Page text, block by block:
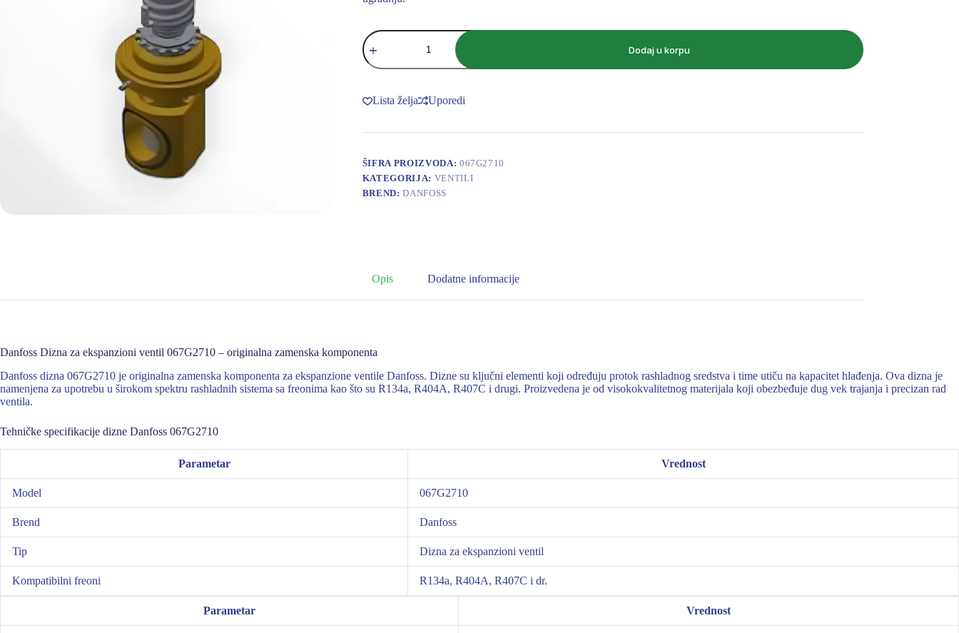
Danfoss
Dizna
za
ekspanzioni
Dizna
067G2710
Dodaj u korpu
Lista želja Uporedi
ŠIFRA PROIZVODA: 067G2710
KATEGORIJA: VENTILI
BREND:DANFOSS
Opis Dodatne informacije
Danfoss Dizna za ekspanzioni ventil 067G2710 – originalna zamenska komponenta
Danfoss dizna 067G2710 je originalna zamenska komponenta za ekspanzione ventile Danfoss. Dizne su ključni elementi koji određuju protok rashladnog sredstva i time utiču na kapacitet hlađenja. Ova dizna je
namenjena za upotrebu u širokom spektru rashladnih sistema sa freonima kao što su R134a, R404A, R407C i drugi. Proizvedena je od visokokvalitetnog materijala koji obezbeđuje dug vek trajanja i precizan rad
ventila.
Tehničke specifikacije dizne Danfoss 067G2710
Parametar Vrednost
Model 067G2710
Brend Danfoss
Tip Dizna za ekspanzioni ventil
Kompatibilni freoni R134a, R404A, R407C i dr.
Parametar Vrednost